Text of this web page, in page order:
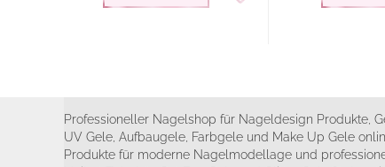
Professioneller Nagelshop für Nageldesign Produkte,
UV Gele, Aufbaugele, Farbgele und Make Up Gele
Produkte für moderne Nagelmodellage und